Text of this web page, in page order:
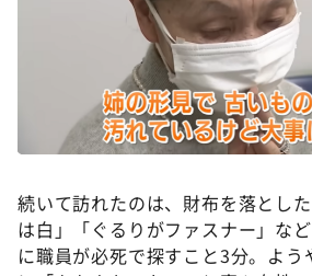
続いて訪れたのは、財布を落とし
は白」「ぐるりがファスナー」な
に職員が必死で探すこと3分。よう